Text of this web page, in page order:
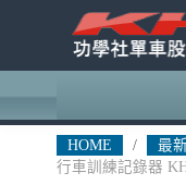
HOME / 最
行車訓練記錄器